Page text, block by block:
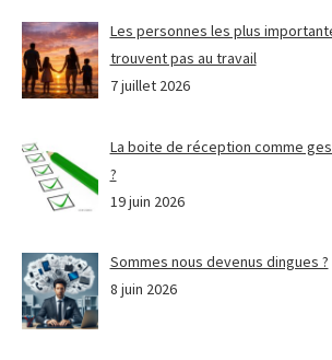
Les personnes les plus
trouvent pas au travail
7 juillet 2026
La boite de réception comme
?
19 juin 2026
Sommes nous devenus dingues ?
8 juin 2026